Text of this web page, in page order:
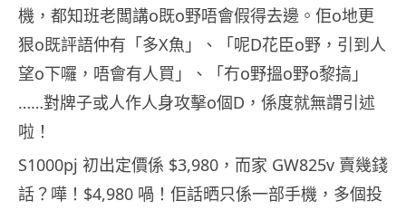
機，都知班老闆講o既o野唔會假得去邊。佢o地更
狠o既評語仲有「多X魚」、「呢D花臣o野，引到人
望o下囉，唔會有人買」、「冇o野搵o野o黎搞」
……對牌子或人作人身攻擊o個D，係度就無謂引述
啦！
S1000pj 初出定價係 $3,980，而家 GW825v 賣幾錢
話？嘩！$4,980 喎！佢話晒只係一部手機，多個投